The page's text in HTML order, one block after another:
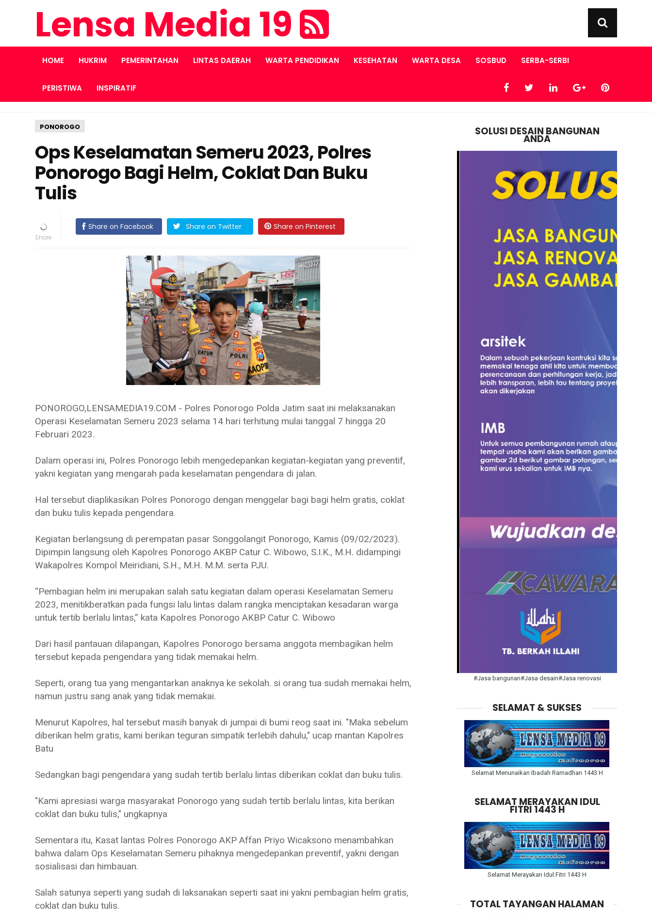
Lensa Media 19
HOME HUKRIM PEMERINTAHAN LINTAS DAERAH WARTA PENDIDIKAN KESEHATAN WARTA DESA SOSBUD SERBA-SERBI
PERISTIWA INSPIRATIF
PONOROGO
Ops Keselamatan Semeru 2023, Polres
Ponorogo Bagi Helm, Coklat Dan Buku
Tulis
Share on Facebook Share on Twitter Share on Pinterest
PONOROGO,LENSAMEDIA19.COM - Polres Ponorogo Polda Jatim saat ini melaksanakan
Operasi Keselamatan Semeru 2023 selama 14 hari terhitung mulai tanggal 7 hingga 20
Februari 2023.
Dalam operasi ini, Polres Ponorogo lebih mengedepankan kegiatan-kegiatan yang preventif,
yakni kegiatan yang mengarah pada keselamatan pengendara di jalan.
Hal tersebut diaplikasikan Polres Ponorogo dengan menggelar bagi bagi helm gratis, coklat
dan buku tulis kepada pengendara.
Kegiatan berlangsung di perempatan pasar Songgolangit Ponorogo, Kamis (09/02/2023).
Dipimpin langsung oleh Kapolres Ponorogo AKBP Catur C. Wibowo, S.I.K., M.H. didampingi
Wakapolres Kompol Meiridiani, S.H., M.H. M.M. serta PJU.
“Pembagian helm ini merupakan salah satu kegiatan dalam operasi Keselamatan Semeru
2023, menitikberatkan pada fungsi lalu lintas dalam rangka menciptakan kesadaran warga
untuk tertib berlalu lintas,” kata Kapolres Ponorogo AKBP Catur C. Wibowo
Dari hasil pantauan dilapangan, Kapolres Ponorogo bersama anggota membagikan helm
tersebut kepada pengendara yang tidak memakai helm.
Seperti, orang tua yang mengantarkan anaknya ke sekolah. si orang tua sudah memakai helm,
namun justru sang anak yang tidak memakai.
Menurut Kapolres, hal tersebut masih banyak di jumpai di bumi reog saat ini. "Maka sebelum
diberikan helm gratis, kami berikan teguran simpatik terlebih dahulu," ucap mantan Kapolres
Batu
Sedangkan bagi pengendara yang sudah tertib berlalu lintas diberikan coklat dan buku tulis.
"Kami apresiasi warga masyarakat Ponorogo yang sudah tertib berlalu lintas, kita berikan
coklat dan buku tulis," ungkapnya
Sementara itu, Kasat lantas Polres Ponorogo AKP Affan Priyo Wicaksono menambahkan
bahwa dalam Ops Keselamatan Semeru pihaknya mengedepankan preventif, yakni dengan
sosialisasi dan himbauan.
Salah satunya seperti yang sudah di laksanakan seperti saat ini yakni pembagian helm gratis,
coklat dan buku tulis.
SOLUSI DESAIN BANGUNAN
ANDA
#Jasa bangunan#Jasa desain#Jasa renovasi
SELAMAT & SUKSES
Selamat Menunaikan Ibadah Ramadhan 1443 H
SELAMAT MERAYAKAN IDUL
FITRI 1443 H
Selamat Merayakan Idul Fitri 1443 H
TOTAL TAYANGAN HALAMAN